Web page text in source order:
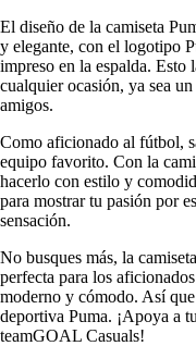
El diseño de la camiseta
y elegante, con el logotipo
impreso en la espalda. Esto
cualquier ocasión, ya sea
amigos.
Como aficionado al fútbol,
equipo favorito. Con la
hacerlo con estilo y
para mostrar tu pasión por
sensación.
No busques más, la
perfecta para los
moderno y cómodo. Así
deportiva Puma. ¡Apoya a
teamGOAL Casuals!